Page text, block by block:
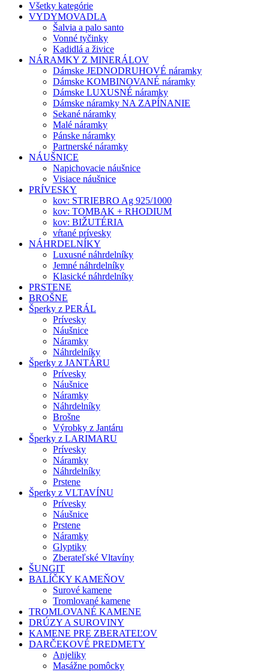
Všetky kategórie
VYDYMOVADLA
Šalvia a palo santo
Vonné tyčinky
Kadidlá a živice
NÁRAMKY Z MINERÁLOV
Dámske JEDNODRUHOVÉ náramky
Dámske KOMBINOVANÉ náramky
Dámske LUXUSNÉ náramky
Dámske náramky NA ZAPÍNANIE
Sekané náramky
Malé náramky
Pánske náramky
Partnerské náramky
NÁUŠNICE
Napichovacie náušnice
Visiace náušnice
PRÍVESKY
kov: STRIEBRO Ag 925/1000
kov: TOMBAK + RHODIUM
kov: BIŽUTÉRIA
vŕtané prívesky
NÁHRDELNÍKY
Luxusné náhrdelníky
Jemné náhrdelníky
Klasické náhrdelníky
PRSTENE
BROŠNE
Šperky z PERÁL
Prívesky
Náušnice
Náramky
Náhrdelníky
Šperky z JANTÁRU
Prívesky
Náušnice
Náramky
Náhrdelníky
Brošne
Výrobky z Jantáru
Šperky z LARIMARU
Prívesky
Náramky
Náhrdelníky
Prstene
Šperky z VLTAVÍNU
Prívesky
Náušnice
Prstene
Náramky
Glyptiky
Zberateľské Vltavíny
ŠUNGIT
BALÍČKY KAMEŇOV
Surové kamene
Tromlované kamene
TROMLOVANÉ KAMENE
DRÚZY A SUROVINY
KAMENE PRE ZBERATEĽOV
DARČEKOVÉ PREDMETY
Anjeliky
Masážne pomôcky